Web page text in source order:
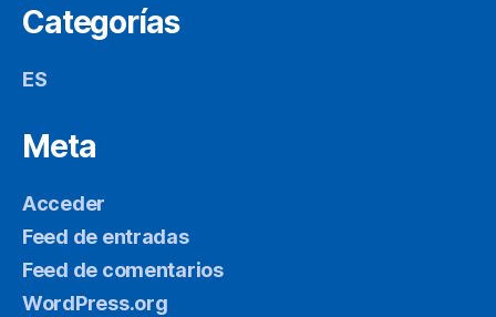
Categorías
ES
Meta
Acceder
Feed de entradas
Feed de comentarios
WordPress.org